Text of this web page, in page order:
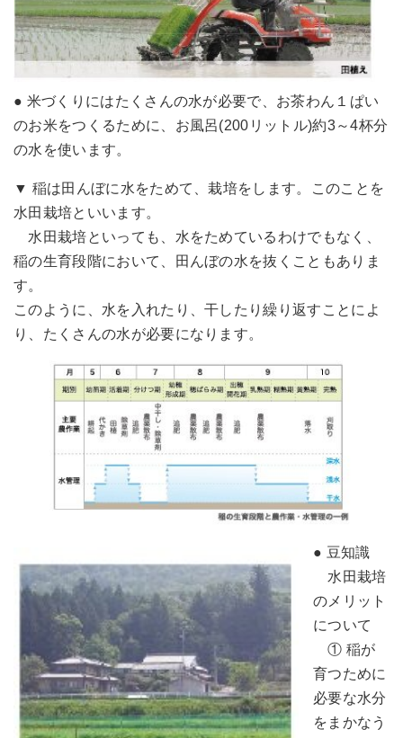
● 米づくりにはたくさんの水が必要で、お茶わん１ぱい
のお米をつくるために、お風呂(200リットル)約3～4杯分
の水を使います。
▼ 稲は田んぼに水をためて、栽培をします。このことを
水田栽培といいます。
水田栽培といっても、水をためているわけでもなく、
稲の生育段階において、田んぼの水を抜くこともありま
す。
このように、水を入れたり、干したり繰り返すことによ
り、たくさんの水が必要になります。
● 豆知識
水田栽培
のメリット
について
① 稲が
育つために
必要な水分
をまかなう